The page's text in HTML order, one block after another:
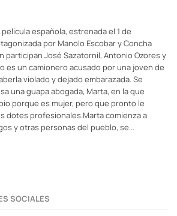
española, estrenada el 1 de
por Manolo Escobar y Concha
participan José Sazatornil, Antonio Ozores y
es un camionero acusado por una joven de
violado y dejado embarazada. Se
una guapa abogada, Marta, en la que
porque es mujer, pero que pronto le
dotes profesionales.Marta comienza a
y otras personas del pueblo, se...
SOCIALES